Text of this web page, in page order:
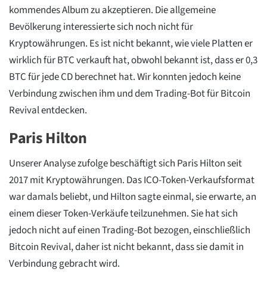
kommendes Album zu akzeptieren. Die allgemeine
Bevölkerung interessierte sich noch nicht für
Kryptowährungen. Es ist nicht bekannt, wie viele Platten er
wirklich für BTC verkauft hat, obwohl bekannt ist, dass er 0,3
BTC für jede CD berechnet hat. Wir konnten jedoch keine
Verbindung zwischen ihm und dem Trading-Bot für Bitcoin
Revival entdecken.
Paris Hilton
Unserer Analyse zufolge beschäftigt sich Paris Hilton seit
2017 mit Kryptowährungen. Das ICO-Token-Verkaufsformat
war damals beliebt, und Hilton sagte einmal, sie erwarte, an
einem dieser Token-Verkäufe teilzunehmen. Sie hat sich
jedoch nicht auf einen Trading-Bot bezogen, einschließlich
Bitcoin Revival, daher ist nicht bekannt, dass sie damit in
Verbindung gebracht wird.